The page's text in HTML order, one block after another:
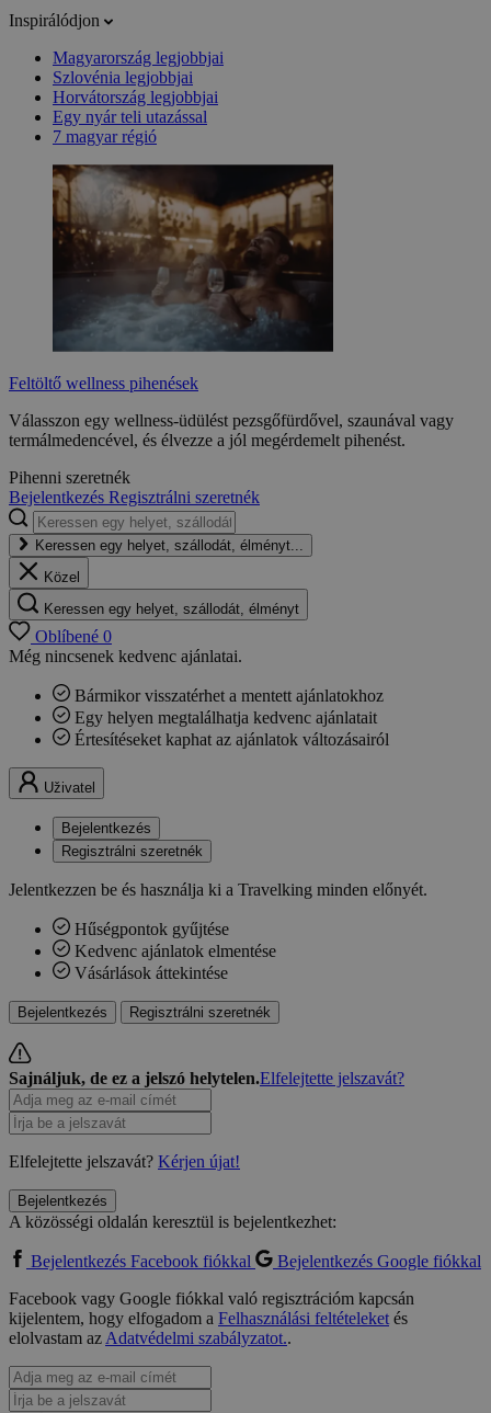
Inspirálódjon
Magyarország legjobbjai
Szlovénia legjobbjai
Horvátország legjobbjai
Egy nyár teli utazással
7 magyar régió
Feltöltő wellness pihenések
Válasszon egy wellness-üdülést pezsgőfürdővel, szaunával vagy
termálmedencével, és élvezze a jól megérdemelt pihenést.
Pihenni szeretnék
Bejelentkezés Regisztrálni szeretnék
Keressen egy helyet, szállodát, élményt...
Közel
Keressen egy helyet, szállodát, élményt
Oblíbené 0
Még nincsenek kedvenc ajánlatai.
Bármikor visszatérhet a mentett ajánlatokhoz
Egy helyen megtalálhatja kedvenc ajánlatait
Értesítéseket kaphat az ajánlatok változásairól
Uživatel
Bejelentkezés
Regisztrálni szeretnék
Jelentkezzen be és használja ki a Travelking minden előnyét.
Hűségpontok gyűjtése
Kedvenc ajánlatok elmentése
Vásárlások áttekintése
Bejelentkezés Regisztrálni szeretnék
Sajnáljuk, de ez a jelszó helytelen.Elfelejtette jelszavát?
Elfelejtette jelszavát? Kérjen újat!
Bejelentkezés
A közösségi oldalán keresztül is bejelentkezhet:
Bejelentkezés Facebook fiókkal
Bejelentkezés Google fiókkal
Facebook vagy Google fiókkal való regisztrációm kapcsán
kijelentem, hogy elfogadom a Felhasználási feltételeketés
elolvastam azAdatvédelmi szabályzatot..